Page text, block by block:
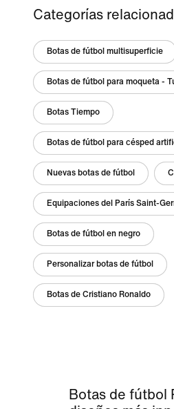
Categorías
Botas de fútbol multisuperficie
Botas de fútbol para moqueta -
Botas Tiempo
Botas de fútbol para césped
Nuevas botas de fútbol
Equipaciones del París Saint-
Botas de fútbol en negro
Personalizar botas de fútbol
Botas de Cristiano Ronaldo
Botas de fútbol